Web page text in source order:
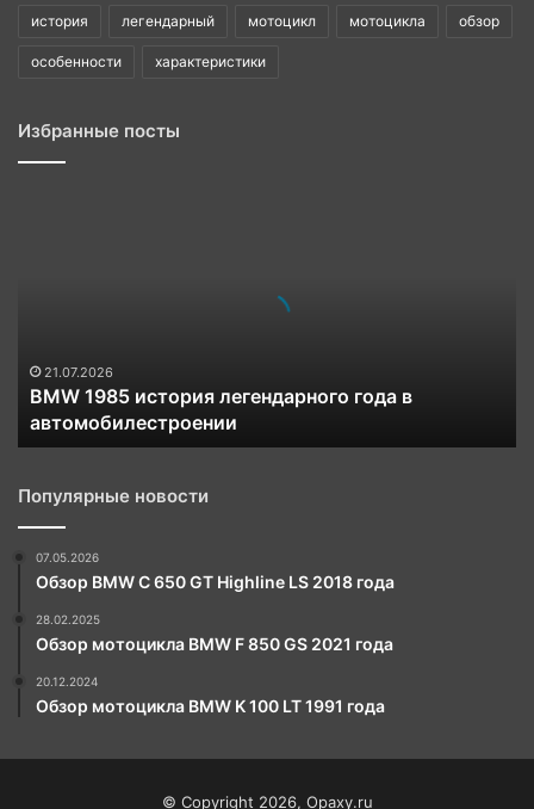
история легендарный мотоцикл мотоцикла обзор
особенности характеристики
Избранные посты
21.07.2026
BMW 1985 история легендарного года в
автомобилестроении
Популярные новости
07.05.2026
Обзор BMW C 650 GT Highline LS 2018 года
28.02.2025
Обзор мотоцикла BMW F 850 GS 2021 года
20.12.2024
Обзор мотоцикла BMW K 100 LT 1991 года
© Copyright 2026, Opaxy.ru